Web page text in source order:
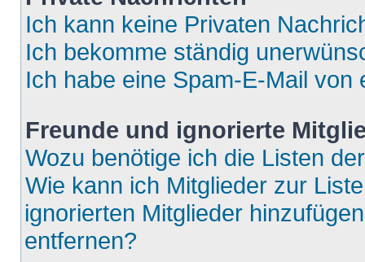
Ich kann keine Privaten
Ich bekomme ständig
Ich habe eine Spam-E-Mail
Freunde und ignorierte
Wozu benötige ich die Listen
Wie kann ich Mitglieder zur
ignorierten Mitglieder
entfernen?